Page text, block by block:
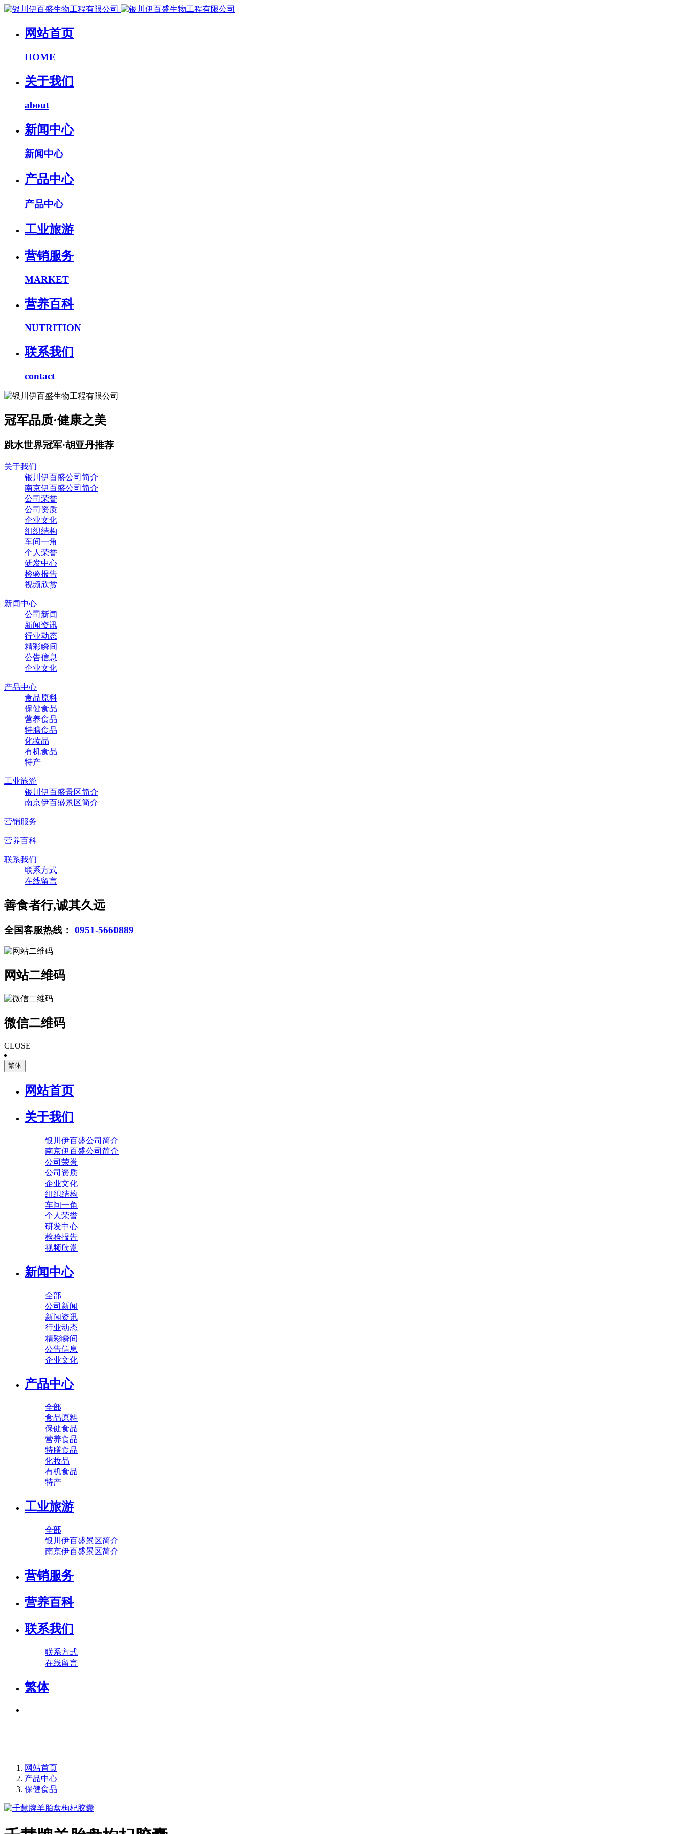
网站首页
HOME
关于我们
about
新闻中心
新闻中心
产品中心
产品中心
工业旅游
营销服务
MARKET
营养百科
NUTRITION
联系我们
contact
冠军品质·健康之美
跳水世界冠军·胡亚丹推荐
关于我们
银川伊百盛公司简介
南京伊百盛公司简介
公司荣誉
公司资质
企业文化
组织结构
车间一角
个人荣誉
研发中心
检验报告
视频欣赏
新闻中心
公司新闻
新闻资讯
行业动态
精彩瞬间
公告信息
企业文化
产品中心
食品原料
保健食品
营养食品
特膳食品
化妆品
有机食品
特产
工业旅游
银川伊百盛景区简介
南京伊百盛景区简介
营销服务
营养百科
联系我们
联系方式
在线留言
善食者行,诚其久远
全国客服热线： 0951-5660889
网站二维码
微信二维码
CLOSE
繁体
网站首页
关于我们
银川伊百盛公司简介
南京伊百盛公司简介
公司荣誉
公司资质
企业文化
组织结构
车间一角
个人荣誉
研发中心
检验报告
视频欣赏
新闻中心
全部
公司新闻
新闻资讯
行业动态
精彩瞬间
公告信息
企业文化
产品中心
全部
食品原料
保健食品
营养食品
特膳食品
化妆品
有机食品
特产
工业旅游
全部
银川伊百盛景区简介
南京伊百盛景区简介
营销服务
营养百科
联系我们
联系方式
在线留言
繁体
网站首页
产品中心
保健食品